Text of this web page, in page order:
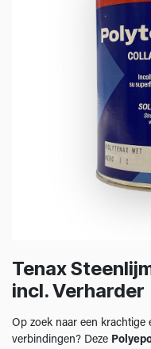
Tenax
incl. Verharder
Op zoek naar een krachtige
verbindingen? Deze